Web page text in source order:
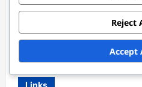
Guarda-redes
Exposição, Habilidades
3 months ago
Links
Reject
Accept